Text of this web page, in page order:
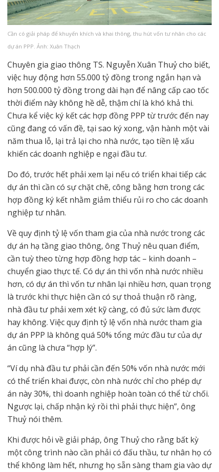
Cần có giải pháp để khuyến khích và khai thông, thu hút vốn tư nhân cho các
dự án PPP. Ảnh: Xuân Thạch
Chuyên gia giao thông TS. Nguyễn Xuân Thuỷ cho biết,
việc huy động hơn 55.000 tỷ đồng trong ngắn hạn và
hơn 500.000 tỷ đồng trong dài hạn để nâng cấp cao tốc
thời điểm này không hề dễ, thậm chí là khó khả thi.
Chưa kể việc ký kết các hợp đồng PPP từ trước đến nay
cũng đang có vấn đề, tại sao ký xong, vận hành một vài
năm thua lỗ, lại trả lại cho nhà nước, tạo tiền lệ xấu
khiến các doanh nghiệp e ngại đầu tư.
Do đó, trước hết phải xem lại nếu có triển khai tiếp các
dự án thì cần có sự chặt chẽ, công bằng hơn trong các
hợp đồng ký kết nhằm giảm thiểu rủi ro cho các doanh
nghiệp tư nhân.
Về quy định tỷ lệ vốn tham gia của nhà nước trong các
dự án hạ tầng giao thông, ông Thuỷ nêu quan điểm,
cần tuỳ theo từng hợp đồng hợp tác – kinh doanh –
chuyển giao thực tế. Có dự án thì vốn nhà nước nhiều
hơn, có dự án thì vốn tư nhân lại nhiều hơn, quan trọng
là trước khi thực hiện cần có sự thoả thuận rõ ràng,
nhà đầu tư phải xem xét kỹ càng, có đủ sức làm được
hay không. Việc quy định tỷ lệ vốn nhà nước tham gia
dự án PPP là không quá 50% tổng mức đầu tư của dự
án cũng là chưa “hợp lý”.
“Ví dụ nhà đầu tư phải cần đến 50% vốn nhà nước mới
có thể triển khai được, còn nhà nước chỉ cho phép dự
án này 30%, thì doanh nghiệp hoàn toàn có thể từ chối.
Ngược lại, chấp nhận ký rồi thì phải thực hiện”, ông
Thuỷ nói thêm.
Khi được hỏi về giải pháp, ông Thuỷ cho rằng bất kỳ
một công trình nào cần phải có đấu thầu, tư nhân họ có
thể không làm hết, nhưng họ sẵn sàng tham gia vào dự